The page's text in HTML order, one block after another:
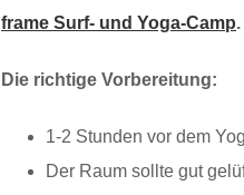
frame Surf- und Yoga-Camp.
Die richtige Vorbereitung:
1-2 Stunden vor dem
Der Raum sollte gut